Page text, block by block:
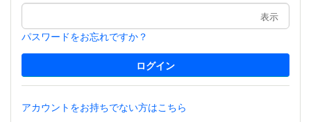
表示
パスワードをお忘れですか？
アカウントをお持ちでない方はこちら